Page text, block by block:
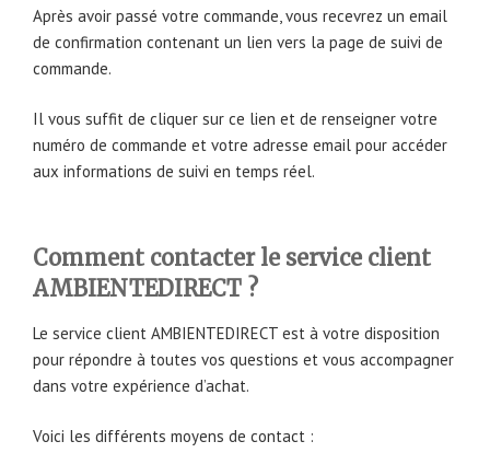
Après avoir passé votre commande, vous recevrez un email
de confirmation contenant un lien vers la page de suivi de
commande.
Il vous suffit de cliquer sur ce lien et de renseigner votre
numéro de commande et votre adresse email pour accéder
aux informations de suivi en temps réel.
Comment contacter le service client
AMBIENTEDIRECT ?
Le service client AMBIENTEDIRECT est à votre disposition
pour répondre à toutes vos questions et vous accompagner
dans votre expérience d’achat.
Voici les différents moyens de contact :